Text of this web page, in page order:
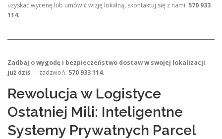
uzyskać wycenę lub umówić wizję lokalną, skontaktuj się z nami: 570 933
114.
Zadbaj o wygodę i bezpieczeństwo dostaw w swojej lokalizacji
już dziś— zadzwoń: 570 933 114.
Rewolucja w Logistyce
Ostatniej Mili: Inteligentne
Systemy Prywatnych Parcel